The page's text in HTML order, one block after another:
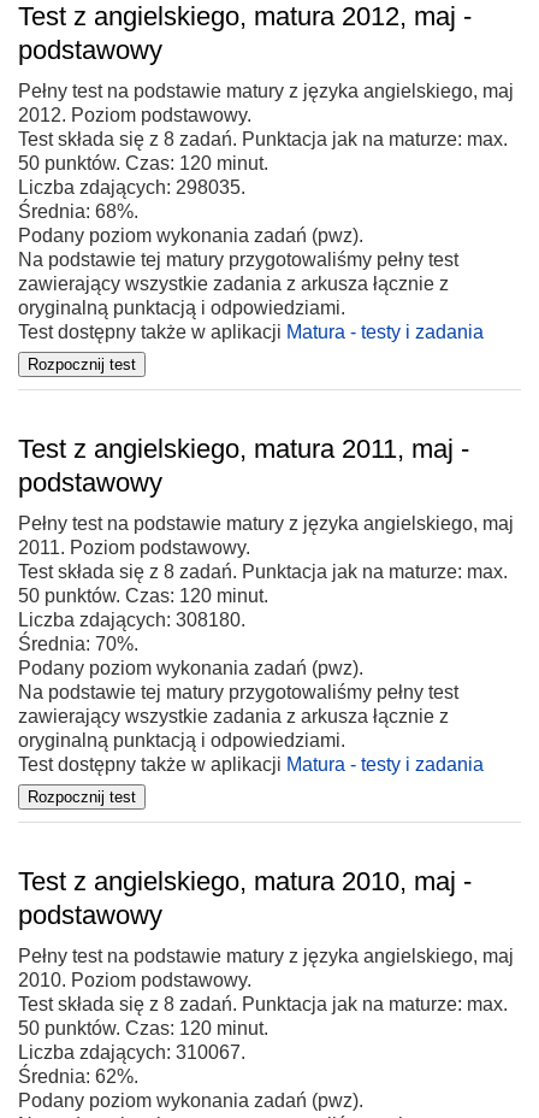
Test z angielskiego, matura 2012, maj -
podstawowy
Pełny test na podstawie matury z języka angielskiego, maj
2012. Poziom podstawowy.
Test składa się z 8 zadań. Punktacja jak na maturze: max.
50 punktów. Czas: 120 minut.
Liczba zdających: 298035.
Średnia: 68%.
Podany poziom wykonania zadań (pwz).
Na podstawie tej matury przygotowaliśmy pełny test
zawierający wszystkie zadania z arkusza łącznie z
oryginalną punktacją i odpowiedziami.
Test dostępny także w aplikacji Matura - testy i zadania
Test z angielskiego, matura 2011, maj -
podstawowy
Pełny test na podstawie matury z języka angielskiego, maj
2011. Poziom podstawowy.
Test składa się z 8 zadań. Punktacja jak na maturze: max.
50 punktów. Czas: 120 minut.
Liczba zdających: 308180.
Średnia: 70%.
Podany poziom wykonania zadań (pwz).
Na podstawie tej matury przygotowaliśmy pełny test
zawierający wszystkie zadania z arkusza łącznie z
oryginalną punktacją i odpowiedziami.
Test dostępny także w aplikacji Matura - testy i zadania
Test z angielskiego, matura 2010, maj -
podstawowy
Pełny test na podstawie matury z języka angielskiego, maj
2010. Poziom podstawowy.
Test składa się z 8 zadań. Punktacja jak na maturze: max.
50 punktów. Czas: 120 minut.
Liczba zdających: 310067.
Średnia: 62%.
Podany poziom wykonania zadań (pwz).